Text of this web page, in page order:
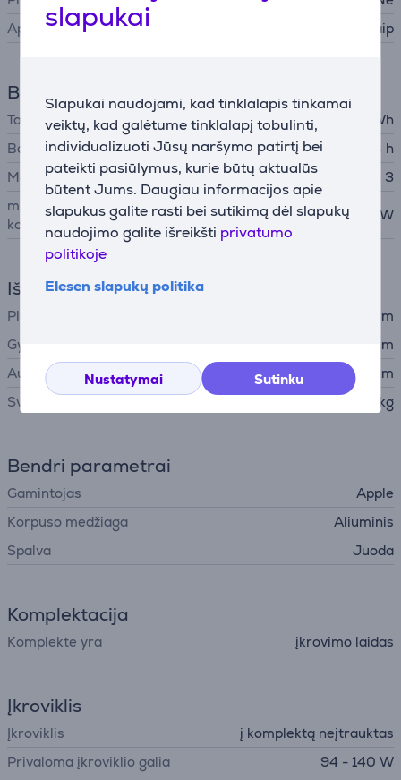
slapukai
Slapukai naudojami, kad tinklalapis tinkamai
veiktų, kad galėtume tinklalapį tobulinti,
individualizuoti Jūsų naršymo patirtį bei
pateikti pasiūlymus, kurie būtų aktualūs
būtent Jums. Daugiau informacijos apie
slapukus galite rasti bei sutikimą dėl slapukų
naudojimo galite išreikšti privatumo
politikoje
Elesen slapukų politika
Nustatymai Sutinku
Apšvietimas
Taip
Baterija
Talpa
100 Wh
Baterijos veikimo laikas
24 h
Maitinimo adapterio jungtis
Apple MagSafe 3
minimali nešiojamojo
kompiuterio įvesties galia
140 W
Išmatavimai
Plotis
35,57 cm
Gylis
24,81 cm
Aukštis
1,68 cm
Svoris
2,14 kg
Bendri parametrai
Gamintojas
Apple
Korpuso medžiaga
Aliuminis
Spalva
Juoda
Komplektacija
Komplekte yra įkrovimo laidas
Įkroviklis
Įkroviklis
į komplektą neįtrauktas
Privaloma įkroviklio galia
94 - 140 W